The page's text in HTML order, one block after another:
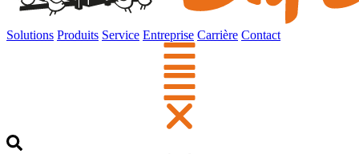
Solutions Produits Service Entreprise Carrière Contact